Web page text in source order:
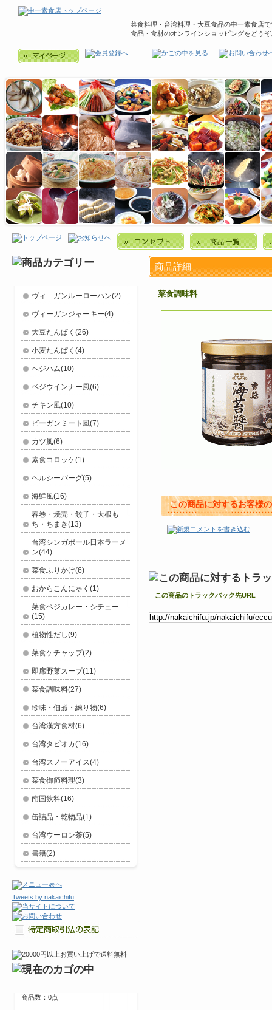
菜食料理・台湾料理・大豆食品の中一素食店で
食品・食材のオンラインショッピングをどうぞ
ヴィ―ガンルーローハン(2)
ヴィーガンジャーキー(4)
大豆たんぱく(26)
小麦たんぱく(4)
へジハム(10)
ベジウインナー風(6)
チキン風(10)
ビーガンミート風(7)
カツ風(6)
素食コロッケ(1)
ヘルシーバーグ(5)
海鮮風(16)
春巻・焼売・餃子・大根も
ち・ちまき(13)
台湾シンガポール日本ラーメ
ン(44)
菜食ふりかけ(6)
おからこんにゃく(1)
菜食ベジカレー・シチュー
(15)
植物性だし(9)
菜食ケチャップ(2)
即席野菜スープ(11)
菜食調味料(27)
珍味・佃煮・練り物(6)
台湾漢方食材(6)
台湾タピオカ(16)
台湾スノーアイス(4)
菜食御節料理(3)
南国飲料(16)
缶詰品・乾物品(1)
台湾ウーロン茶(5)
書籍(2)
Tweets by nakaichifu
商品数：0点
商品詳細
菜食調味料
この商品に対するお客様
この商品のトラックバック先URL